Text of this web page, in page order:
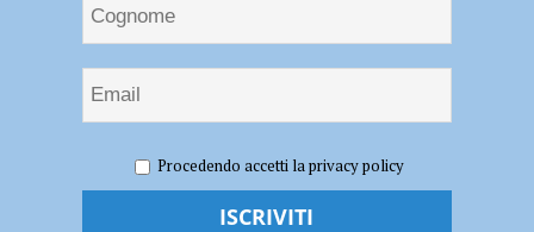
avvia il percorso per la prima Comunità Energetica Rinnovabile
Procedendo accetti la privacy policy